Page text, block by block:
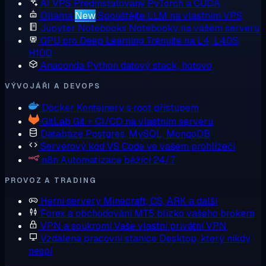
AI VPS Předinstalovaný PyTorch a CUDA
Ollama NewSpouštějte LLM na vlastním VPS
Jupyter Notebooks Notebooky na vašem serveru
GPU pro Deep Learning Trénujte na L4, L40S,
H100
Anaconda Python datový stack, hotovo
VÝVOJÁŘI A DEVOPS
Docker Kontejnery s root přístupem
GitLab Git + CI/CD na vlastním serveru
Databáze Postgres, MySQL, MongoDB
Serverový kód VS Code ve vašem prohlížeči
n8n Automatizace běžící 24/7
PROVOZ A TRADING
Herní servery Minecraft, CS, ARK a další
Forex a obchodování MT5 blízko vašeho brokera
VPN a soukromíVaše vlastní privátní VPN
Vzdálená pracovní stanice Desktop, který nikdy
nespí